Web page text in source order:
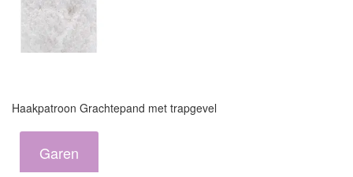
Haakpatroon Grachtepand met trapgevel
Garen